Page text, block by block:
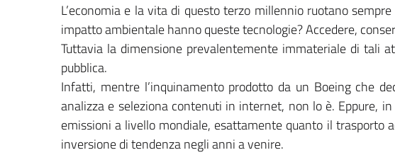
L’economia e la vita di questo terzo millennio ruotano
impatto ambientale hanno queste tecnologie? Accedere,
Tuttavia la dimensione prevalentemente immateriale di tali
pubblica.
Infatti, mentre l’inquinamento prodotto da un Boeing che
analizza e seleziona contenuti in internet, non lo è. Eppure,
emissioni a livello mondiale, esattamente quanto il trasporto
inversione di tendenza negli anni a venire.